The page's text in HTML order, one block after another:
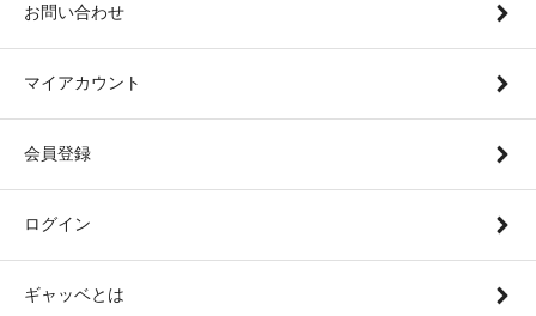
お問い合わせ
マイアカウント
会員登録
ログイン
ギャッベとは